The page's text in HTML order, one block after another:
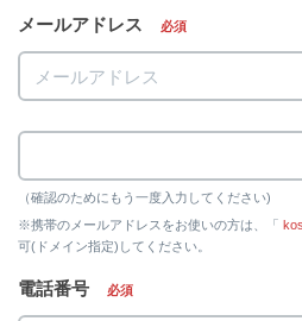
メールアドレス 必須
（確認のためにもう一度入力してください)
※携帯のメールアドレスをお使いの方は、「
可(ドメイン指定)してください。
電話番号 必須